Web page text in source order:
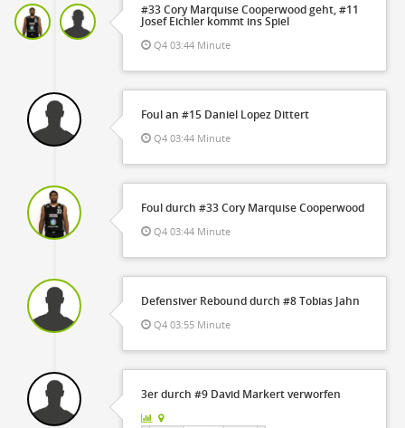
#33 Cory Marquise Cooperwood geht, #11
Josef Eichler kommt ins Spiel
Q4 03:44 Minute
Foul an #15 Daniel Lopez Dittert
Q4 03:44 Minute
Foul durch #33 Cory Marquise Cooperwood
Q4 03:44 Minute
Defensiver Rebound durch #8 Tobias Jahn
Q4 03:55 Minute
3er durch #9 David Markert verworfen